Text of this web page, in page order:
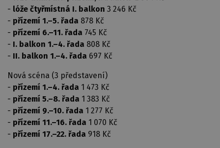
- lóže čtyřmístná I. balkon 3 246 Kč
- přízemí 1.–5. řada 878 Kč
- přízemí 6.–11. řada 745 Kč
- I. balkon 1.–4. řada 808 Kč
- II. balkon 1.–4. řada 697 Kč
Nová scéna (3 představení)
- přízemí 1.–4. řada 1 473 Kč
- přízemí 5.–8. řada 1 383 Kč
- přízemí 9.–10. řada 1 277 Kč
- přízemí 11.–16. řada 1 070 Kč
- přízemí 17.–22. řada 918 Kč